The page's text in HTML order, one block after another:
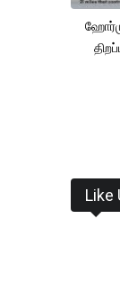
Like